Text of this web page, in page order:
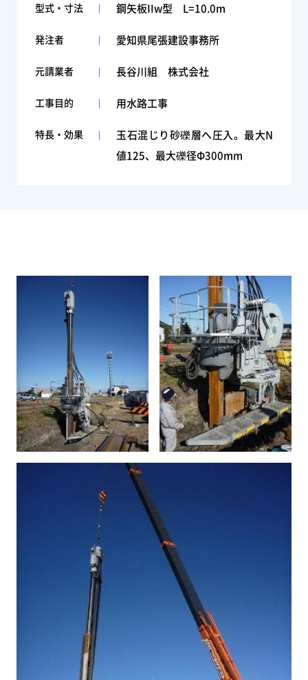
型式・寸法 鋼矢板IIw型 L=10.0m
発注者 愛知県尾張建設事務所
元請業者 長谷川組 株式会社
工事目的 用水路工事
特長・効果
玉石混じり砂礫層へ圧入。最大N
値125、最大礫径Φ300mm